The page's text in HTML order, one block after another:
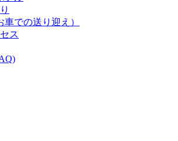
車での送り迎え）
ス